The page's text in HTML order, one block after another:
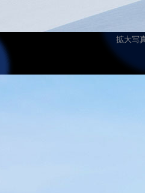
拡大写